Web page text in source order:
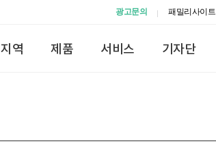
광고문의 패밀리사이트
지역 제품 서비스 기자단